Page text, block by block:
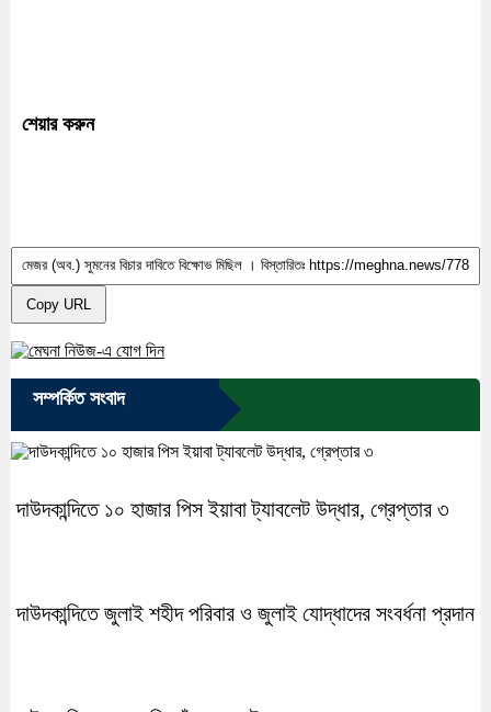
শেয়ার করুন
Copy URL
সম্পর্কিত সংবাদ
দাউদকান্দিতে ১০ হাজার পিস ইয়াবা ট্যাবলেট উদ্ধার, গ্রেপ্তার ৩
দাউদকান্দিতে জুলাই শহীদ পরিবার ও জুলাই যোদ্ধাদের সংবর্ধনা প্রদান